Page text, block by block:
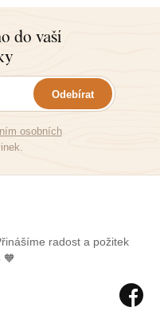
do vaší
Odebírat
osobních
radost a požitek
🧡